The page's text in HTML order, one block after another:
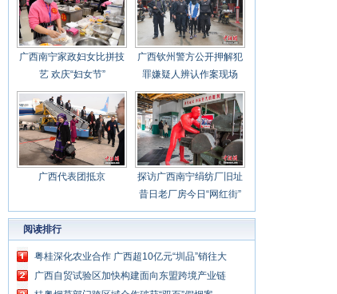
广西南宁家政妇女比拼技
艺 欢庆“妇女节”
广西钦州警方公开押解犯
罪嫌疑人辨认作案现场
广西代表团抵京
探访广西南宁绢纺厂旧址
昔日老厂房今日“网红街”
阅读排行
粤桂深化农业合作 广西超10亿元“圳品”销往大
湾区
广西自贸试验区加快构建面向东盟跨境产业链